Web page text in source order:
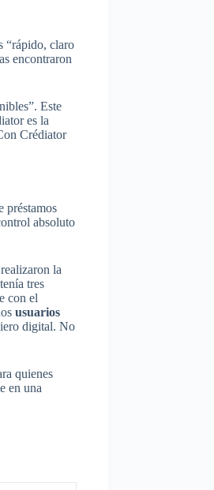
“rápido, claro
encontraron
Este
es la
Crédiator
préstamos
absoluto
la
tres
con el
usuarios
digital. No
quienes
en una